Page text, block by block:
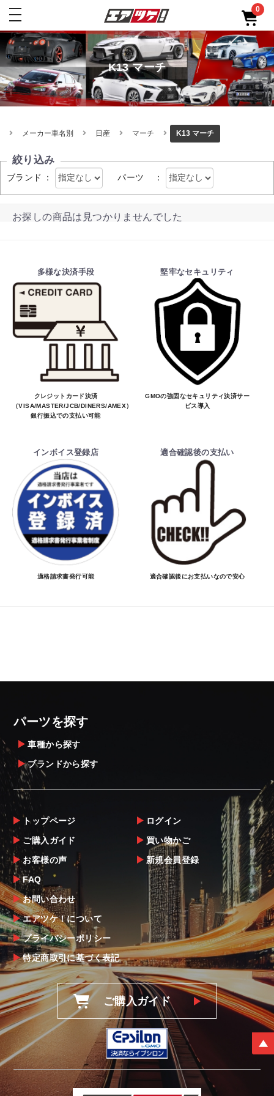
toggle
0
K13 マーチ
メーカー車名別 日産 マーチ K13 マーチ
絞り込み
ブランド ： パーツ ：
お探しの商品は見つかりませんでした
多様な決済手段
クレジットカード決済
（VISA/MASTER/JCB/DINERS/AMEX）、
銀行振込での支払い可能
堅牢なセキュリティ
GMOの強固なセキュリティ決済サー
ビス導入
インボイス登録店
適格請求書発行可能
適合確認後の支払い
適合確認後にお支払いなので安心
パーツを探す
車種から探す
ブランドから探す
トップページ
ご購入ガイド
お客様の声
FAQ
お問い合わせ
エアツケ！について
プライバシーポリシー
特定商取引に基づく表記
ログイン
買い物かご
新規会員登録
ご購入ガイド